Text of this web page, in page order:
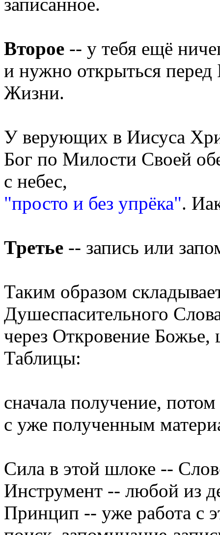
записанное.
Второе -- у тебя ещё
и нужно открыться
Жизни.
У верующих в Иисуса
Бог по Милости Своей
с небес,
"просто и без упрёка".
Третье -- запись или
Таким образом
Душеспасительного
через Откровение Божье,
Таблицы:
сначала получение,
с уже полученным
Сила в этой шлоке --
Инструмент -- любой из
Принцип -- уже работа с